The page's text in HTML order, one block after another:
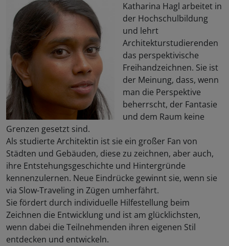
Katharina Hagl arbeitet in
der Hochschulbildung
und lehrt
Architekturstudierenden
das perspektivische
Freihandzeichnen. Sie ist
der Meinung, dass, wenn
man die Perspektive
beherrscht, der Fantasie
und dem Raum keine
Grenzen gesetzt sind.
Als studierte Architektin ist sie ein großer Fan von
Städten und Gebäuden, diese zu zeichnen, aber auch,
ihre Entstehungsgeschichte und Hintergründe
kennenzulernen. Neue Eindrücke gewinnt sie, wenn sie
via Slow-Traveling in Zügen umherfährt.
Sie fördert durch individuelle Hilfestellung beim
Zeichnen die Entwicklung und ist am glücklichsten,
wenn dabei die Teilnehmenden ihren eigenen Stil
entdecken und entwickeln.